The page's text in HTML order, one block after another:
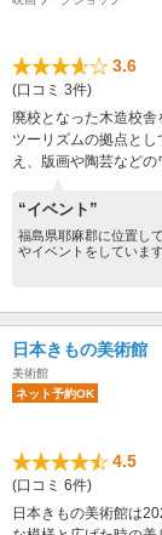
3.6
(口コミ 3件)
廃校となった木造校
ツーリズムの拠点と
え、版画や陶芸などの
“イベント”
福島県耶麻郡に位置し
やイベントをしています
日本きもの美術館
美術館
ネット予約OK
4.5
(口コミ 6件)
日本きもの美術館は